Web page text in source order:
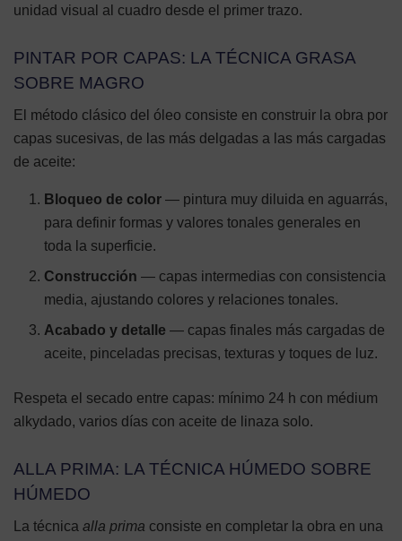
unidad visual al cuadro desde el primer trazo.
PINTAR POR CAPAS: LA TÉCNICA GRASA
SOBRE MAGRO
El método clásico del óleo consiste en construir la obra por
capas sucesivas, de las más delgadas a las más cargadas
de aceite:
Bloqueo de color — pintura muy diluida en aguarrás,
para definir formas y valores tonales generales en
toda la superficie.
Construcción — capas intermedias con consistencia
media, ajustando colores y relaciones tonales.
Acabado y detalle — capas finales más cargadas de
aceite, pinceladas precisas, texturas y toques de luz.
Respeta el secado entre capas: mínimo 24 h con médium
alkydado, varios días con aceite de linaza solo.
ALLA PRIMA: LA TÉCNICA HÚMEDO SOBRE
HÚMEDO
La técnica alla prima consiste en completar la obra en una